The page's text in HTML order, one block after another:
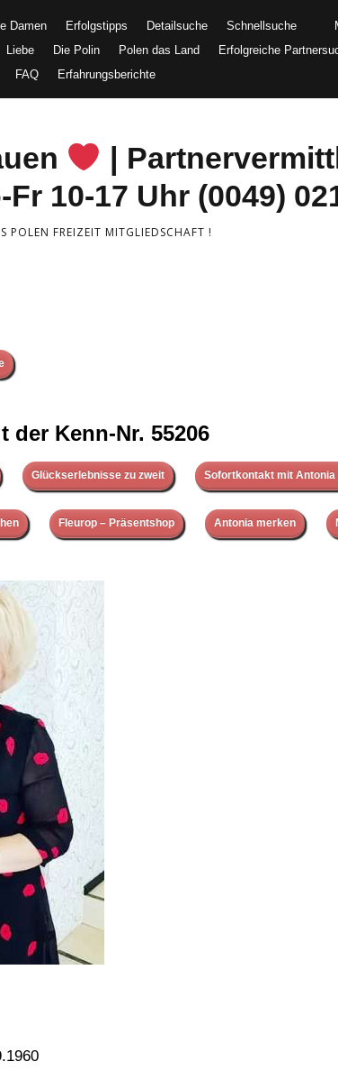
Damen Erfolgstipps Detailsuche Schnellsuche
Liebe Die Polin Polen das Land Erfolgreiche
FAQ Erfahrungsberichte
|
10-17 Uhr (0049)
POLEN FREIZEIT MITGLIEDSCHAFT !
der Kenn-Nr. 55206
Glückserlebnisse zu zweit Sofortkontakt mit Antonia
Fleurop – Präsentshop Antonia merken